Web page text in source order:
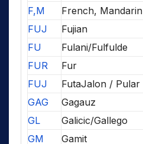
F,M
French, Mandarin
FUJ
Fujian
FU
Fulani/Fulfulde
FUR
Fur
FUJ
FutaJalon / Pular
GAG
Gagauz
GL
Galicic/Gallego
GM
Gamit